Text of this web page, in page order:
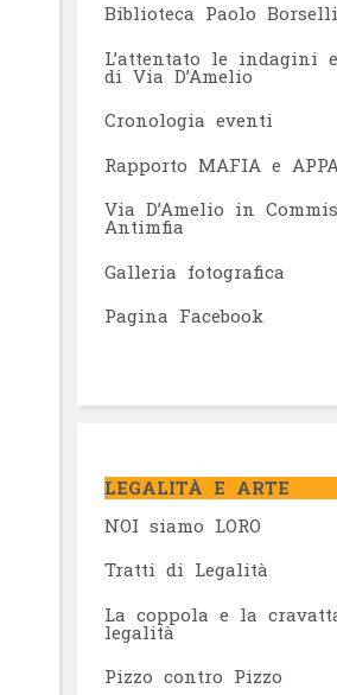
Biblioteca Paolo
L’attentato le indagini
di Via D’Amelio
Cronologia eventi
Rapporto MAFIA e
Via D’Amelio in
Antimfia
Galleria fotografica
Pagina Facebook
LEGALITÀ E ARTE
NOI siamo LORO
Tratti di Legalità
La coppola e la
legalità
Pizzo contro Pizzo